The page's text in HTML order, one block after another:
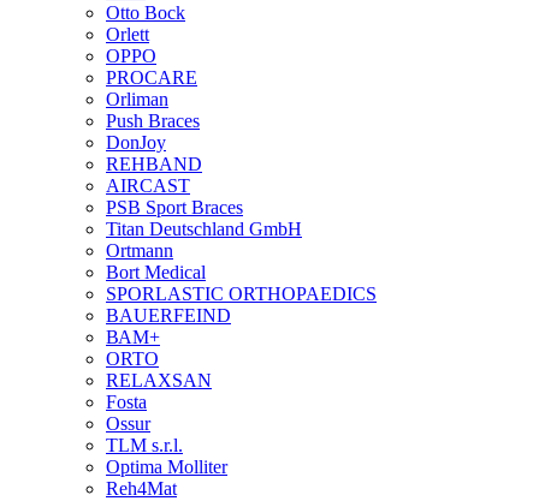
Otto Bock
Orlett
OPPO
PROCARE
Orliman
Push Braces
DonJoy
REHBAND
AIRCAST
PSB Sport Braces
Titan Deutschland GmbH
Ortmann
Bort Medical
SPORLASTIC ORTHOPAEDICS
BAUERFEIND
ВАМ+
ORTO
RELAXSAN
Fosta
Ossur
TLM s.r.l.
Optima Molliter
Reh4Mat